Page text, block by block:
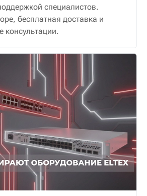
специалистов.
бесплатная доставка и
консультации.